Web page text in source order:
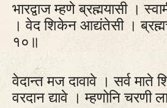
भारद्वाज म्हणे ब्रह्मयासी ।
। वेद शिकेन आद्यंतेसी ।
१०॥
वेदान्त मज दावावे । सर्व माते
वरदान द्यावे । म्हणोनि चरणी